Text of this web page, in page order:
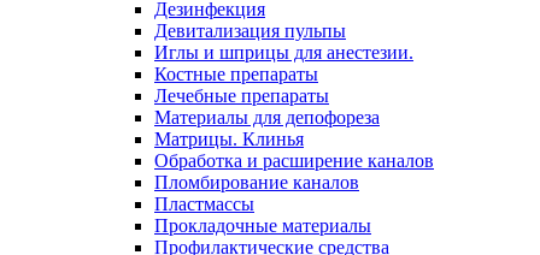
Дезинфекция
Девитализация пульпы
Иглы и шприцы для анестезии.
Костные препараты
Лечебные препараты
Материалы для депофореза
Матрицы. Клинья
Обработка и расширение каналов
Пломбирование каналов
Пластмассы
Прокладочные материалы
Профилактические средства